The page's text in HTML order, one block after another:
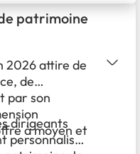
patrimoine
2026 attire de
de
par son
à moyen et
dirigeants
personnalisé